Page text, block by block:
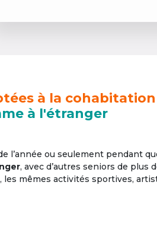
à la cohabitation
à l'étranger
l’année ou seulement pendant
, avec d’autres seniors de plus
les mêmes activités sportives,